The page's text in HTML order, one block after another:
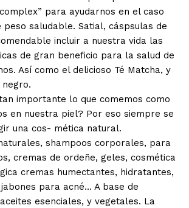
para ayudarnos en el caso
peso saludable. Satial, cáspsulas de
incluir a nuestra vida las
de gran beneficio para la salud de
Así como el delicioso Té Matcha, y
importante lo que comemos como
en nuestra piel? Por eso siempre se
una cos- mética natural.
shampoos corporales, para
cremas de ordeñe, geles, cosmética
cremas humectantes, hidratantes,
para acné… A base de
esenciales, y vegetales. La